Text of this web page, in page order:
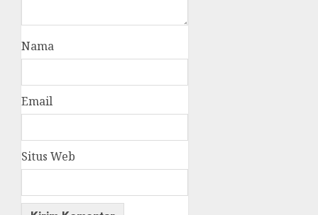
Nama
Email
Situs Web